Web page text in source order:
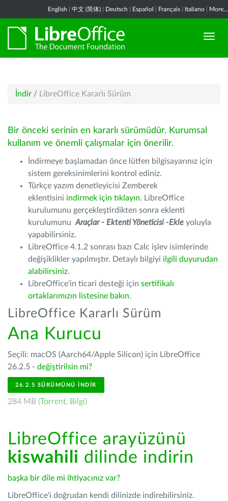
English 中文 (简体) Deutsch Español Français Italiano More...
İndir / LibreOffice Kararlı Sürüm
Bir önceki serinin en kararlı sürümüdür. Kurumsal
kullanım ve önemli çalışmalar için önerilir.
İndirmeye başlamadan önce lütfen bilgisayarınız için
sistem gereksinimlerini kontrol ediniz.
Türkçe yazım denetleyicisi Zemberek
eklentisini indirmek için tıklayın. LibreOffice
kurulumunu gerçekleştirdikten sonra eklenti
kurulumunu Araçlar - Ektenti Yöneticisi -Ekle yoluyla
yapabilirsiniz.
LibreOffice 4.1.2 sonrası bazı Calc işlev isimlerinde
değişiklikler yapılmıştır. Detaylı bilgiyi ilgili duyurudan
alabilirsiniz.
LibreOffice'in ticari desteği için sertifikalı
ortaklarımızın listesine bakın.
LibreOffice Kararlı Sürüm
Ana Kurucu
Seçili: macOS (Aarch64/Apple Silicon) için LibreOffice
26.2.5 - değiştirilsin mi?
26.2.5 SÜRÜMÜNÜ İNDIR
284 MB (Torrent, Bilgi)
LibreOffice arayüzünü
kiswahili dilinde indirin
başka bir dile mi ihtiyacınız var?
LibreOffice'i doğrudan kendi dilinizde indirebilirsiniz.